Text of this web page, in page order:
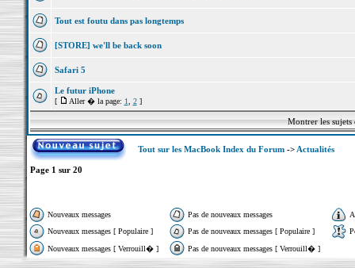
Tout est foutu dans pas longtemps
[STORE] we'll be back soon
Safari 5
Le futur iPhone
[ Aller � la page: 1 2]
Montrer les
Tout sur les MacBook Index du Forum-> Actualités
Page 1 sur 20
Nouveaux messages Pas de nouveaux messages
Nouveaux messages [ Populaire ]
Pas de nouveaux messages [ Populaire ]
Nouveaux messages [ Verrouill� ]
Pas de nouveaux messages [ Verrouill� ]